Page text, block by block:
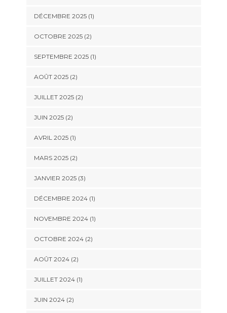
DÉCEMBRE 2025(1)
OCTOBRE 2025(2)
SEPTEMBRE 2025(1)
AOÛT 2025(2)
JUILLET 2025(2)
JUIN 2025(2)
AVRIL 2025(1)
MARS 2025(2)
JANVIER 2025(3)
DÉCEMBRE 2024(1)
NOVEMBRE 2024(1)
OCTOBRE 2024(2)
AOÛT 2024(2)
JUILLET 2024(1)
JUIN 2024(2)